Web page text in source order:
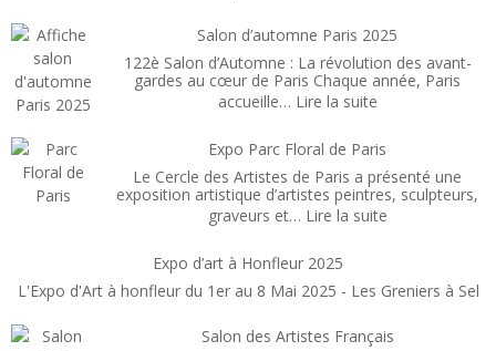
Salon d’automne Paris 2025
122è Salon d’Automne : La révolution des avant-
gardes au cœur de Paris Chaque année, Paris
accueille… Lire la suite:
d’automne
Paris
2025
Expo Parc Floral de Paris
Le Cercle des Artistes de Paris a présenté une
exposition artistique d’artistes peintres, sculpteurs,
graveurs et… Lire la suite:
Floral
Paris
Expo d’art à Honfleur 2025
L'Expo d'Art à honfleur du 1er au 8 Mai 2025 - Les Greniers à Sel
Salon des Artistes Français